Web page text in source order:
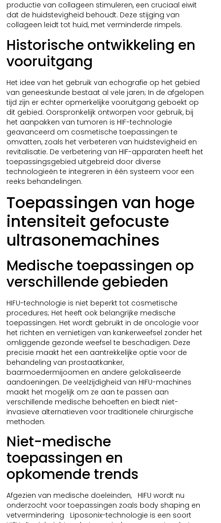
productie van collageen stimuleren, een cruciaal eiwit
dat de huidstevigheid behoudt. Deze stijging van
collageen leidt tot huid, met verminderde rimpels.
Historische ontwikkeling en
vooruitgang
Het idee van het gebruik van echografie op het gebied
van geneeskunde bestaat al vele jaren; In de afgelopen
tijd zijn er echter opmerkelijke vooruitgang geboekt op
dit gebied. Oorspronkelijk ontworpen voor gebruik, bij
het aanpakken van tumoren is HIF-technologie
geavanceerd om cosmetische toepassingen te
omvatten, zoals het verbeteren van huidstevigheid en
revitalisatie. De verbetering van HIF-apparaten heeft het
toepassingsgebied uitgebreid door diverse
technologieën te integreren in één systeem voor een
reeks behandelingen.
Toepassingen van hoge
intensiteit gefocuste
ultrasonemachines
Medische toepassingen op
verschillende gebieden
HIFU-technologie is niet beperkt tot cosmetische
procedures; Het heeft ook belangrijke medische
toepassingen. Het wordt gebruikt in de oncologie voor
het richten en vernietigen van kankerweefsel zonder het
omliggende gezonde weefsel te beschadigen. Deze
precisie maakt het een aantrekkelijke optie voor de
behandeling van prostaatkanker,
baarmoedermijoomen en andere gelokaliseerde
aandoeningen. De veelzijdigheid van HIFU-machines
maakt het mogelijk om ze aan te passen aan
verschillende medische behoeften en biedt niet-
invasieve alternatieven voor traditionele chirurgische
methoden.
Niet-medische
toepassingen en
opkomende trends
Afgezien van medische doeleinden, ‌‌ ‌ HIFU wordt nu
onderzocht voor toepassingen zoals body shaping en
vetvermindering ‌‌ ‌ Liposonix-technologie is een soort